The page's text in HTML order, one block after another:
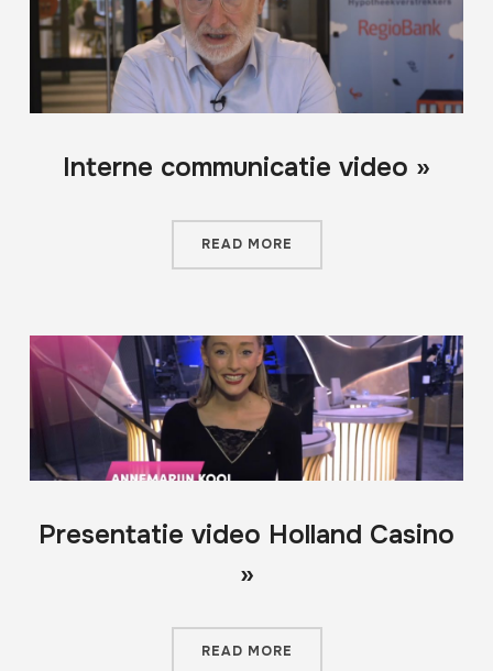
Interne communicatie video »
READ MORE
Presentatie video Holland Casino
»
READ MORE